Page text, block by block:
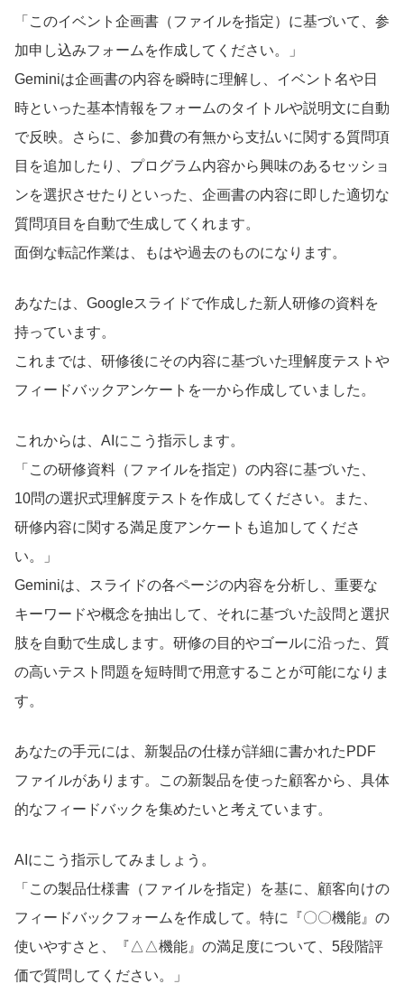
「このイベント企画書（ファイルを指定）に基づいて、参
加申し込みフォームを作成してください。」
Geminiは企画書の内容を瞬時に理解し、イベント名や日
時といった基本情報をフォームのタイトルや説明文に自動
で反映。さらに、参加費の有無から支払いに関する質問項
目を追加したり、プログラム内容から興味のあるセッショ
ンを選択させたりといった、企画書の内容に即した適切な
質問項目を自動で生成してくれます。
面倒な転記作業は、もはや過去のものになります。
あなたは、Googleスライドで作成した新人研修の資料を
持っています。
これまでは、研修後にその内容に基づいた理解度テストや
フィードバックアンケートを一から作成していました。
これからは、AIにこう指示します。
「この研修資料（ファイルを指定）の内容に基づいた、
10問の選択式理解度テストを作成してください。また、
研修内容に関する満足度アンケートも追加してくださ
い。」
Geminiは、スライドの各ページの内容を分析し、重要な
キーワードや概念を抽出して、それに基づいた設問と選択
肢を自動で生成します。研修の目的やゴールに沿った、質
の高いテスト問題を短時間で用意することが可能になりま
す。
あなたの手元には、新製品の仕様が詳細に書かれたPDF
ファイルがあります。この新製品を使った顧客から、具体
的なフィードバックを集めたいと考えています。
AIにこう指示してみましょう。
「この製品仕様書（ファイルを指定）を基に、顧客向けの
フィードバックフォームを作成して。特に『〇〇機能』の
使いやすさと、『△△機能』の満足度について、5段階評
価で質問してください。」